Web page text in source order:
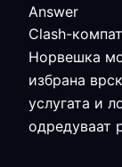
Answer
Clash-
Норвешка
избрана
услугата и
одредуваат